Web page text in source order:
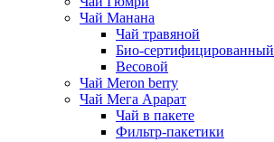
Чай Манана
Чай травяной
Био-сертифицированный
Весовой
Чай Meron berry
Чай Мега Арарат
Чай в пакете
Фильтр-пакетики